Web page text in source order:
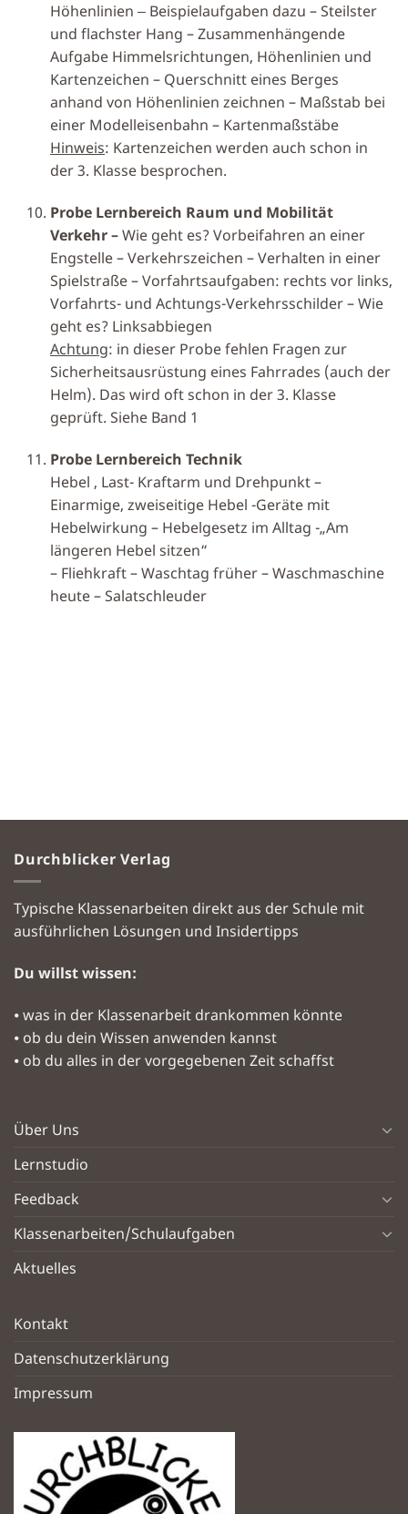
Höhenlinien ‒ Beispielaufgaben dazu – Steilster
und flachster Hang – Zusammenhängende
Aufgabe Himmelsrichtungen, Höhenlinien und
Kartenzeichen – Querschnitt eines Berges
anhand von Höhenlinien zeichnen – Maßstab bei
einer Modelleisenbahn – Kartenmaßstäbe
Hinweis: Kartenzeichen werden auch schon in
der 3. Klasse besprochen.
Probe Lernbereich Raum und Mobilität
Verkehr –Wie geht es? Vorbeifahren an einer
Engstelle – Verkehrszeichen – Verhalten in einer
Spielstraße – Vorfahrtsaufgaben: rechts vor links,
Vorfahrts- und Achtungs-Verkehrsschilder – Wie
geht es? Linksabbiegen
Achtung: in dieser Probe fehlen Fragen zur
Sicherheitsausrüstung eines Fahrrades (auch der
Helm). Das wird oft schon in der 3. Klasse
geprüft. Siehe Band 1
Probe Lernbereich Technik
Hebel , Last- Kraftarm und Drehpunkt –
Einarmige, zweiseitige Hebel -Geräte mit
Hebelwirkung – Hebelgesetz im Alltag -„Am
längeren Hebel sitzen“
– Fliehkraft – Waschtag früher – Waschmaschine
heute – Salatschleuder
Durchblicker Verlag
Typische Klassenarbeiten direkt aus der Schule mit
ausführlichen Lösungen und Insidertipps
Du willst wissen:
⦁ was in der Klassenarbeit drankommen könnte
⦁ ob du dein Wissen anwenden kannst
⦁ ob du alles in der vorgegebenen Zeit schaffst
Über Uns
Lernstudio
Feedback
Klassenarbeiten/Schulaufgaben
Aktuelles
Kontakt
Datenschutzerklärung
Impressum